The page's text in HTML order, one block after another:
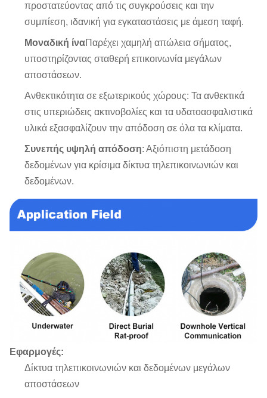
προστατεύοντας από τις συγκρούσεις και την
συμπίεση, ιδανική για εγκαταστάσεις με άμεση ταφή.
Μοναδική ίναΠαρέχει χαμηλή απώλεια σήματος,
υποστηρίζοντας σταθερή επικοινωνία μεγάλων
αποστάσεων.
Ανθεκτικότητα σε εξωτερικούς χώρους: Τα ανθεκτικά
στις υπεριώδεις ακτινοβολίες και τα υδατοασφαλιστικά
υλικά εξασφαλίζουν την απόδοση σε όλα τα κλίματα.
Συνεπής υψηλή απόδοση: Αξιόπιστη μετάδοση
δεδομένων για κρίσιμα δίκτυα τηλεπικοινωνιών και
δεδομένων.
Εφαρμογές:
Δίκτυα τηλεπικοινωνιών και δεδομένων μεγάλων
αποστάσεων